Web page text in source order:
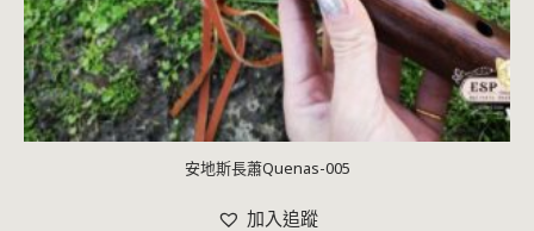
安地斯長蕭Quenas-005
加入追蹤